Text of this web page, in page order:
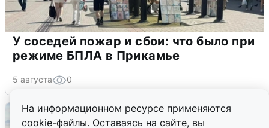
На информационном ресурсе применяются
cookie-файлы. Оставаясь на сайте, вы
У соседей пожар и сбои: что было при
режиме БПЛА в Прикамье
5 августа 0